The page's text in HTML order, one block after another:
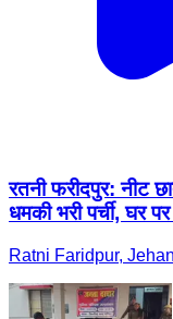
रतनी फरीदपुर: नीट
धमकी भरी पर्ची, घर
Ratni Faridpur,